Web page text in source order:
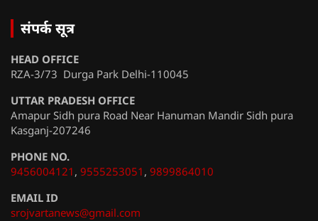
संपर्क सूत्र
HEAD OFFICE
RZA-3/73 Durga Park Delhi-110045
UTTAR PRADESH OFFICE
Amapur Sidh pura Road Near Hanuman Mandir Sidh pura
Kasganj-207246
PHONE NO.
9456004121 , 9555253051 , 9899864010
EMAIL ID
srojvartanews@gmail.com